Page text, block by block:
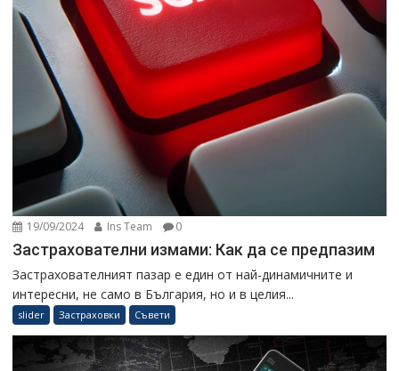
19/09/2024 Ins Team 0
Застрахователни измами: Как да се предпазим
Застрахователният пазар е един от най-динамичните и
интересни, не само в България, но и в целия...
slider Застраховки Съвети